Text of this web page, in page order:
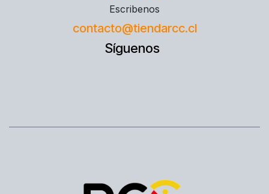
Escribenos
contacto@tiendarcc.cl
Síguenos